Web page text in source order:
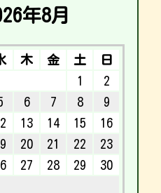
年8月
木 金 土
日
1
2
6 7 8
9
13 14 15
16
20 21 22
23
27 28 29
30